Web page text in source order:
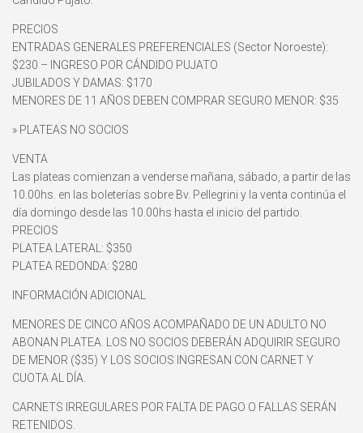
PRECIOS
ENTRADAS GENERALES PREFERENCIALES (Sector Noroeste):
$230 – INGRESO POR CÁNDIDO PUJATO
JUBILADOS Y DAMAS: $170
MENORES DE 11 AÑOS DEBEN COMPRAR SEGURO MENOR: $35
» PLATEAS NO SOCIOS
VENTA
Las plateas comienzan a venderse mañana, sábado, a partir de las
10.00hs. en las boleterías sobre Bv. Pellegrini y la venta continúa el
día domingo desde las 10.00hs hasta el inicio del partido.
PRECIOS
PLATEA LATERAL: $350
PLATEA REDONDA: $280
INFORMACIÓN ADICIONAL
MENORES DE CINCO AÑOS ACOMPAÑADO DE UN ADULTO NO
ABONAN PLATEA. LOS NO SOCIOS DEBERÁN ADQUIRIR SEGURO
DE MENOR ($35) Y LOS SOCIOS INGRESAN CON CARNET Y
CUOTA AL DÍA.
CARNETS IRREGULARES POR FALTA DE PAGO O FALLAS SERÁN
RETENIDOS.